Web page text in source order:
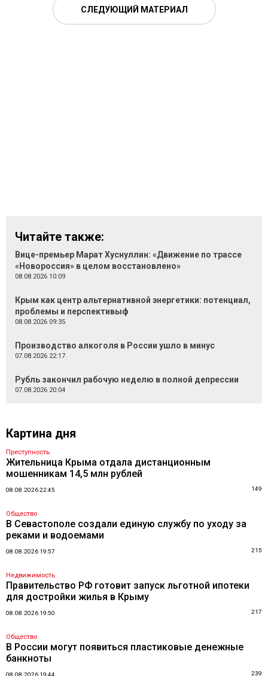
СЛЕДУЮЩИЙ МАТЕРИАЛ
Читайте также:
Вице-премьер Марат Хуснуллин: «Движение по трассе
«Новороссия» в целом восстановлено»
08.08.2026 10:09
Крым как центр альтернативной энергетики: потенциал,
проблемы и перспективыф
08.08.2026 09:35
Производство алкоголя в России ушло в минус
07.08.2026 22:17
Рубль закончил рабочую неделю в полной депрессии
07.08.2026 20:04
Картина дня
Преступность
Жительница Крыма отдала дистанционным
мошенникам 14,5 млн рублей
08.08.2026 22:45 149
Общество
В Севастополе создали единую службу по уходу за
реками и водоемами
08.08.2026 19:57 215
Недвижимость
Правительство РФ готовит запуск льготной ипотеки
для достройки жилья в Крыму
08.08.2026 19:50 217
Общество
В России могут появиться пластиковые денежные
банкноты
08.08.2026 19:44 239